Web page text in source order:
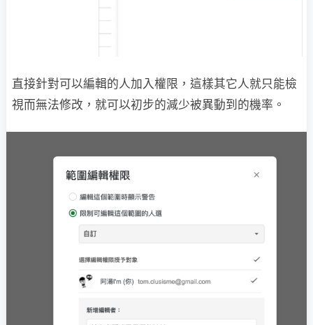
直接針對可以編輯的人加入權限，這樣其它人就只能檢
視而無法修改，就可以初步的減少被異動到的機率。